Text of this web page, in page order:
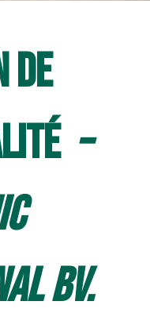
de
–
BV.